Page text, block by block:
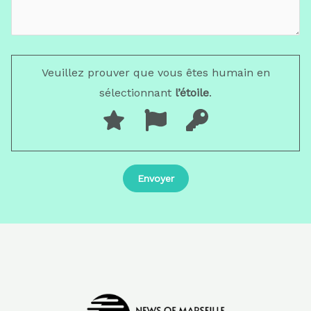
Veuillez prouver que vous êtes humain en
sélectionnant l’étoile.